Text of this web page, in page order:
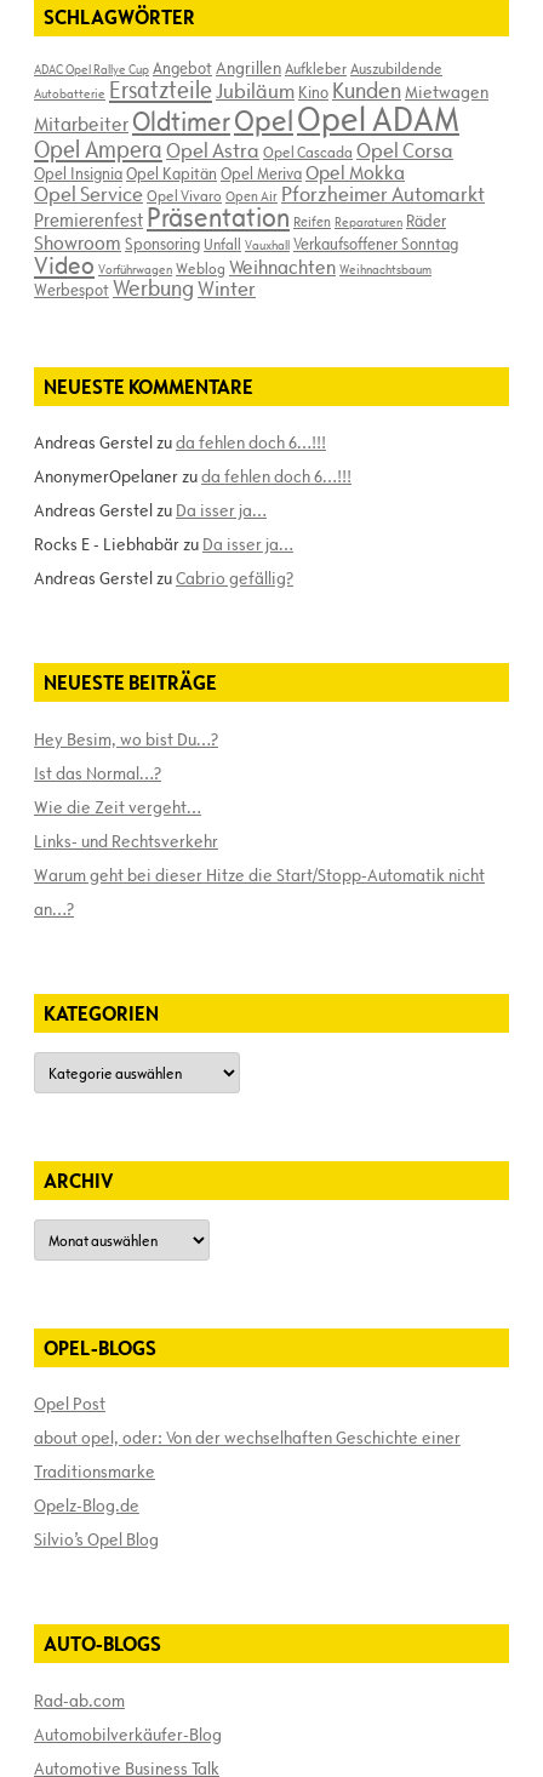
SCHLAGWÖRTER
ADAC Opel Rallye Cup AngebotAngrillenAufkleberAuszubildende
Autobatterie ErsatzteileJubiläum Kino KundenMietwagen
Mitarbeiter OldtimerOpelOpel ADAM
Opel AmperaOpel Astra Opel Cascada Opel Corsa
Opel InsigniaOpel Kapitän Opel MerivaOpel Mokka
Opel ServiceOpel Vivaro Open Air Pforzheimer Automarkt
Premierenfest Präsentation Reifen Reparaturen Räder
Showroom Sponsoring Unfall Vauxhall Verkaufsoffener Sonntag
Video Vorführwagen Weblog Weihnachten Weihnachtsbaum
WerbespotWerbungWinter
NEUESTE KOMMENTARE
Andreas Gerstel zuda fehlen doch 6…!!!
AnonymerOpelanerzuda fehlen doch 6…!!!
Andreas Gerstel zu Da isser ja…
Rocks E - Liebhabärzu Da isser ja…
Andreas Gerstel zuCabrio gefällig?
NEUESTE BEITRÄGE
Hey Besim, wo bist Du…?
Ist das Normal…?
Wie die Zeit vergeht…
Links- und Rechtsverkehr
Warum geht bei dieser Hitze die Start/Stopp-Automatik nicht
an…?
KATEGORIEN
Kategorien
ARCHIV
Archiv
OPEL-BLOGS
Opel Post
about opel, oder: Von der wechselhaften Geschichte einer
Traditionsmarke
Opelz-Blog.de
Silvio’s Opel Blog
AUTO-BLOGS
Rad-ab.com
Automobilverkäufer-Blog
Automotive Business Talk